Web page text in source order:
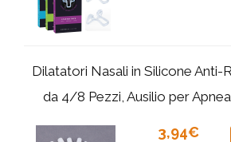
Dilatatori Nasali in Silicone Anti-
da 4/8 Pezzi, Ausilio per
3,94€